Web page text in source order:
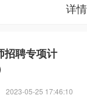
详情
招聘专项计
2023-05-25 17:46:10